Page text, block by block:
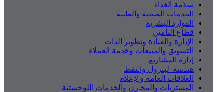
سلامة الغذاء
الخدمات الصحية والطبية
الموارد البشرية
قطاع التأمين
الإدارة والقيادة وتطوير الذات
التسويق والمبيعات وخدمة العملاء
إدارة المشاريع
هندسة البترول والنفط
العلاقات العامة والإعلام
المشتريات والمخازن والخدمات اللوجستية